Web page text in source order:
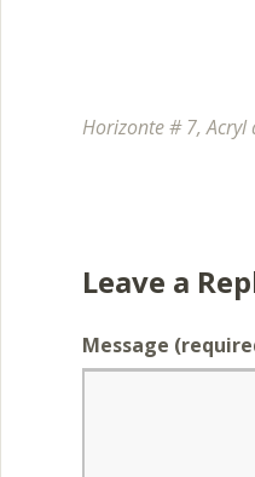
Horizonte # 7, Acryl
Leave a
Message